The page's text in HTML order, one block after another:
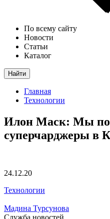
По всему сайту
Новости
Статьи
Каталог
Найти
Главная
Технологии
Илон Маск: Мы
суперчарджеры в
24.12.20
Технологии
Мадина Турсунова